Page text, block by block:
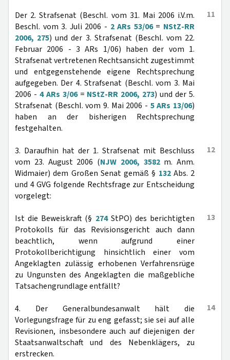
11
Der 2. Strafsenat (Beschl. vom 31. Mai 2006 i.V.m.
Beschl. vom 3. Juli 2006 - 2 ARs 53/06= NStZ-RR
2006, 275) und der 3. Strafsenat (Beschl. vom 22.
Februar 2006 - 3 ARs 1/06) haben der vom 1.
Strafsenat vertretenen Rechtsansicht zugestimmt
und entgegenstehende eigene Rechtsprechung
aufgegeben. Der 4. Strafsenat (Beschl. vom 3. Mai
2006 - 4 ARs 3/06= NStZ-RR 2006, 273) und der 5.
Strafsenat (Beschl. vom 9. Mai 2006 - 5 ARs 13/06)
haben an der bisherigen Rechtsprechung
festgehalten.
12
3. Daraufhin hat der 1. Strafsenat mit Beschluss
vom 23. August 2006 (NJW 2006, 3582m. Anm.
Widmaier) dem Großen Senat gemäß § 132Abs. 2
und 4 GVG folgende Rechtsfrage zur Entscheidung
vorgelegt:
13
Ist die Beweiskraft (§ 274StPO) des berichtigten
Protokolls für das Revisionsgericht auch dann
beachtlich, wenn aufgrund einer
Protokollberichtigung hinsichtlich einer vom
Angeklagten zulässig erhobenen Verfahrensrüge
zu Ungunsten des Angeklagten die maßgebliche
Tatsachengrundlage entfällt?
14
4. Der Generalbundesanwalt hält die
Vorlegungsfrage für zu eng gefasst; sie sei auf alle
Revisionen, insbesondere auch auf diejenigen der
Staatsanwaltschaft und des Nebenklägers, zu
erstrecken.